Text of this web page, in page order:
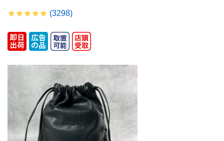
(3298)